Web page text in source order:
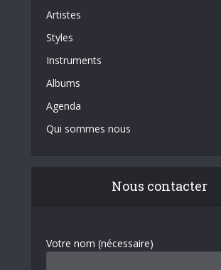
Artistes
Styles
Instruments
Albums
Agenda
Qui sommes nous
Nous contacter
Votre nom (nécessaire)